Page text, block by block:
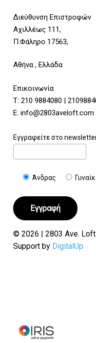
Διεύθυνση Επιστροφών
Αχιλλέως 111,
Π.Φάληρο 17563,
Αθήνα , Ελλάδα
Επικοινωνία
Τ: 210 9884080 |
E: info@2803aveloft.com
Εγγραφείτε στο
Άνδρας
© 2026 | 2803 Ave.
Support by DigitalUp